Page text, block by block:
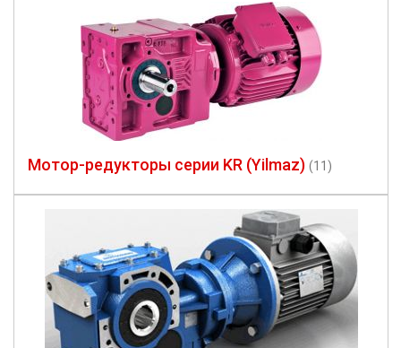
Мотор-редукторы серии KR (Yilmaz) (11)